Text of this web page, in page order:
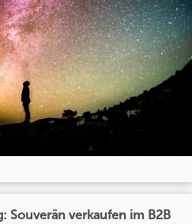
Souverän verkaufen im B2B